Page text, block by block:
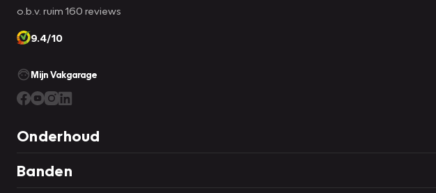
o.b.v. ruim 160 reviews
9.4/10
Mijn Vakgarage
Onderhoud
Banden